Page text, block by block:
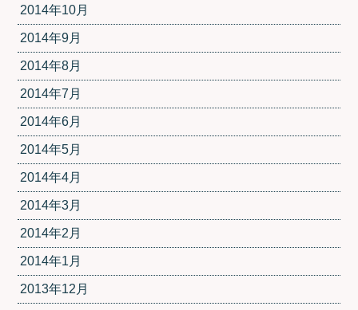
2014年10月
2014年9月
2014年8月
2014年7月
2014年6月
2014年5月
2014年4月
2014年3月
2014年2月
2014年1月
2013年12月